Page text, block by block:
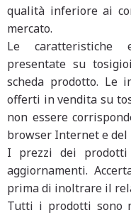
qualità inferiore ai
mercato.
Le caratteristiche
presentate su
scheda prodotto. Le
offerti in vendita su
non essere
browser Internet e
I prezzi dei prodotti
aggiornamenti.
prima di inoltrare il
Tutti i prodotti sono